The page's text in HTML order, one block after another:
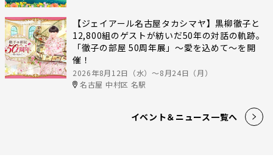
【ジェイアール名古屋タカシマヤ】黒柳徹子と
12,800組のゲストが紡いだ50年の対話の軌跡。
「徹子の部屋 50周年展」～愛を込めて～を開
催！
2026年8月12日（水）〜8月24日（月）
名古屋 中村区 名駅
イベント＆ニュース一覧へ